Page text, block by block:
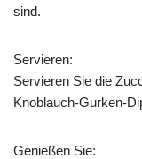
sind.
Servieren:
Servieren Sie die
Knoblauch-Gurken-
Genießen Sie: